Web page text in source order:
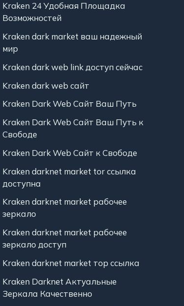
Kraken 24 Удобная Площадка
Возможностей
Kraken dark market ваш надежный
мир
Kraken dark web link доступ сейчас
Kraken dark web сайт
Kraken Dark Web Сайт Ваш Путь
Kraken Dark Web Сайт Ваш Путь к
Свободе
Kraken Dark Web Сайт к Свободе
Kraken darknet market tor ссылка
доступна
Kraken darknet market рабочее
зеркало
Kraken darknet market рабочее
зеркало доступ
Kraken darknet market тор ссылка
Kraken Darknet Актуальные
Зеркала Качественно